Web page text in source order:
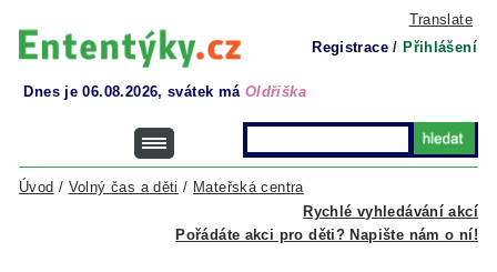
Translate
Registrace / Přihlášení
Dnes je 06.08.2026, svátek má Oldřiška
Rychlé vyhledávání akcí
Úvod / Volný čas a děti / Mateřská centra
Pořádáte akci pro děti? Napište nám o ní!